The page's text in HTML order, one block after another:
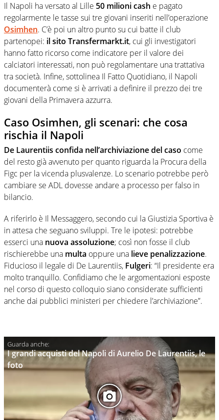
Il Napoli ha versato al Lille 50 milioni cash e pagato
regolarmente le tasse sui tre giovani inseriti nell’operazione
Osimhen. C’è poi un altro punto su cui batte il club
partenopei: il sito Transfermarkt.it, cui gli investigatori
hanno fatto ricorso come indicatore per il valore dei
calciatori interessati, non può regolamentare una trattativa
tra società. Infine, sottolinea Il Fatto Quotidiano, il Napoli
documenterà come si è arrivati a definire il prezzo dei tre
giovani della Primavera azzurra.
Caso Osimhen, gli scenari: che cosa
rischia il Napoli
De Laurentiis confida nell’archiviazione del caso come
del resto già avvenuto per quanto riguarda la Procura della
Figc per la vicenda plusvalenze. Lo scenario potrebbe però
cambiare se ADL dovesse andare a processo per falso in
bilancio.
A riferirlo è Il Messaggero, secondo cui la Giustizia Sportiva è
in attesa che seguano sviluppi. Tre le ipotesi: potrebbe
esserci una nuova assoluzione; così non fosse il club
rischierebbe una multa oppure una lieve penalizzazione.
Fiducioso il legale di De Laurentiis, Fulgeri: “Il presidente era
molto tranquillo. Confidiamo che le argomentazioni esposte
nel corso di questo colloquio siano considerate sufficienti
anche dai pubblici ministeri per chiedere l’archiviazione”.
I grandi acquisti del Napoli di Aurelio De Laurentiis, le
foto